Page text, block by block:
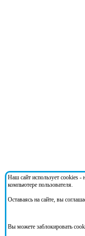
Наш сайт использует cookies
компьютере пользователя.
Оставаясь на сайте, вы
Вы можете заблокировать